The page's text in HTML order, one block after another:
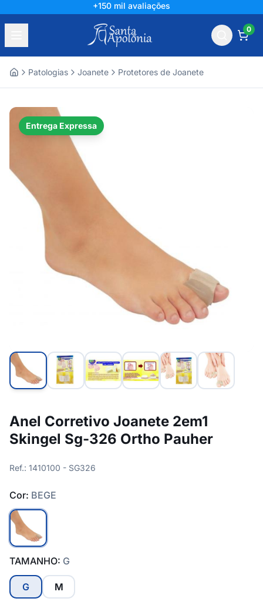
+150 mil avaliações
0
Patologias Joanete Protetores de Joanete
Entrega Expressa
Anel Corretivo Joanete 2em1
Skingel Sg-326 Ortho Pauher
Ref.: 1410100 - SG326
Cor: BEGE
TAMANHO: G
G M